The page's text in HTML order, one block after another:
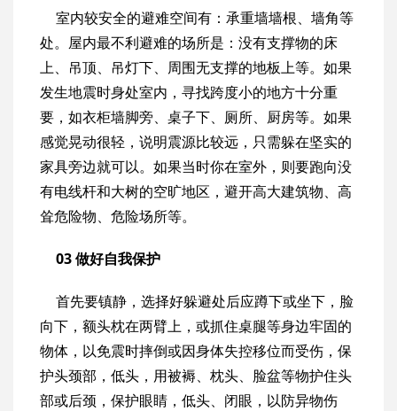
室内较安全的避难空间有：承重墙墙根、墙角等
处。屋内最不利避难的场所是：没有支撑物的床
上、吊顶、吊灯下、周围无支撑的地板上等。如果
发生地震时身处室内，寻找跨度小的地方十分重
要，如衣柜墙脚旁、桌子下、厕所、厨房等。如果
感觉晃动很轻，说明震源比较远，只需躲在坚实的
家具旁边就可以。如果当时你在室外，则要跑向没
有电线杆和大树的空旷地区，避开高大建筑物、高
耸危险物、危险场所等。
03 做好自我保护
首先要镇静，选择好躲避处后应蹲下或坐下，脸
向下，额头枕在两臂上，或抓住桌腿等身边牢固的
物体，以免震时摔倒或因身体失控移位而受伤，保
护头颈部，低头，用被褥、枕头、脸盆等物护住头
部或后颈，保护眼睛，低头、闭眼，以防异物伤